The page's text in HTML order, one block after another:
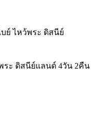
ระ ดิสนีย์แลนด์ 4วัน 2คืน